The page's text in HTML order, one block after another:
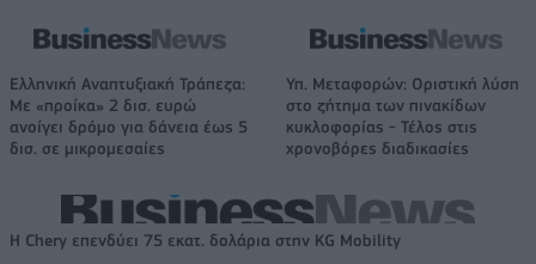
Ελληνική Αναπτυξιακή Τράπεζα:
Με «προίκα» 2 δισ. ευρώ
ανοίγει δρόμο για δάνεια έως 5
δισ. σε μικρομεσαίες
Υπ. Μεταφορών: Οριστική λύση
στο ζήτημα των πινακίδων
κυκλοφορίας - Τέλος στις
χρονοβόρες διαδικασίες
Η Chery επενδύει 75 εκατ. δολάρια στην KG Mobility